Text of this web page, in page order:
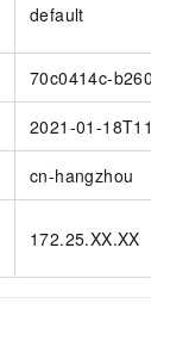
default
70c0414c-b260-
2021-01-
cn-hangzhou
172.25.XX.XX